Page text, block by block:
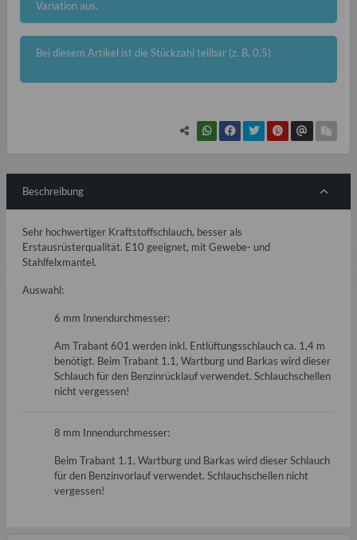
Variation aus.
x
Bei diesem Artikel ist die Stückzahl teilbar (z. B. 0,5).
Beschreibung
Sehr hochwertiger Kraftstoffschlauch, besser als
Erstausrüsterqualität. E10 geeignet, mit Gewebe- und
Stahlfelxmantel.
Auswahl:
6 mm Innendurchmesser:
Am Trabant 601 werden inkl. Entlüftungsschlauch ca. 1,4 m
benötigt. Beim Trabant 1.1, Wartburg und Barkas wird dieser
Schlauch für den Benzinrücklauf verwendet. Schlauchschellen
nicht vergessen!
8 mm Innendurchmesser:
Beim Trabant 1.1, Wartburg und Barkas wird dieser Schlauch
für den Benzinvorlauf verwendet. Schlauchschellen nicht
vergessen!